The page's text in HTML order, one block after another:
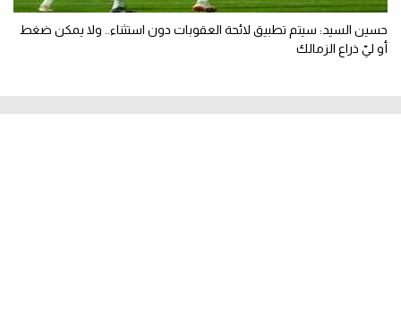
حسين السيد: سيتم تطبيق لائحة العقوبات دون استثناء.. ولا يمكن ضغط
أو ليّ ذراع الزمالك